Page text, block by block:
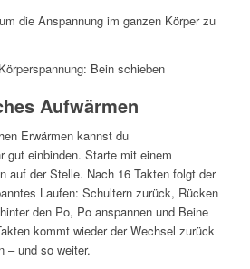
die Anspannung im ganzen Körper zu
Aufwärmen
Erwärmen kannst du
gut einbinden. Starte mit einem
auf der Stelle. Nach 16 Takten folgt der
Laufen: Schultern zurück, Rücken
den Po, Po anspannen und Beine
kommt wieder der Wechsel zurück
– und so weiter.